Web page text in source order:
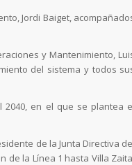
Jordi Baiget,
y Mantenimiento,
del sistema y todos
2040, en el que se plantea
de la Junta Directiva
de la Línea 1 hasta Villa